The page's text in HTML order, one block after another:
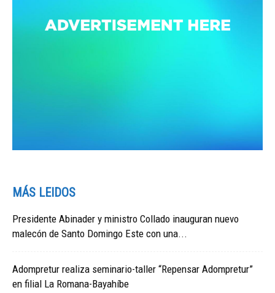
MÁS LEIDOS
Presidente Abinader y ministro Collado inauguran nuevo
malecón de Santo Domingo Este con una...
Adompretur realiza seminario-taller “Repensar Adompretur”
en filial La Romana-Bayahíbe